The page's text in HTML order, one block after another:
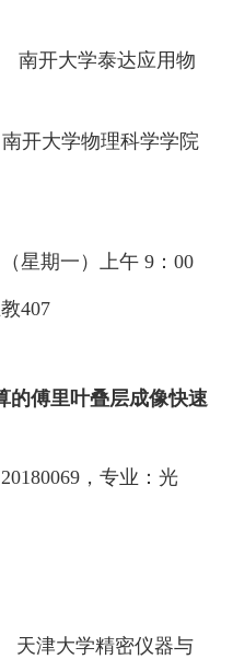
南开大学泰达应用物
南开大学物理科学学院
（星期一）上午 9 ： 00
407
的傅里叶叠层成像快速
，专业：光
天津大学精密仪器与